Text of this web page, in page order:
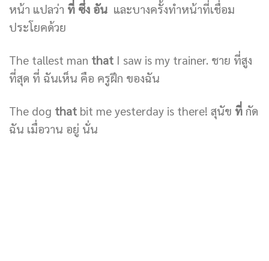
หน้า แปลว่า ที่ ซึ่ง อัน และบางครั้งทำหน้าที่เชื่อม
ประโยคด้วย
The tallest man that I saw is my trainer. ชาย ที่สูง
ที่สุด ที่ ฉันเห็น คือ ครูฝึก ของฉัน
The dog that bit me yesterday is there! สุนัข ที่ กัด
ฉัน เมื่อวาน อยู่ นั่น